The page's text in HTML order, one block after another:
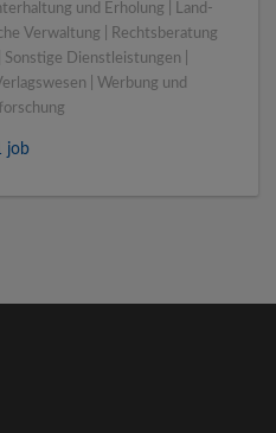
und Erholung | Land-
Verwaltung | Rechtsberatung
Dienstleistungen |
| Werbung und
job